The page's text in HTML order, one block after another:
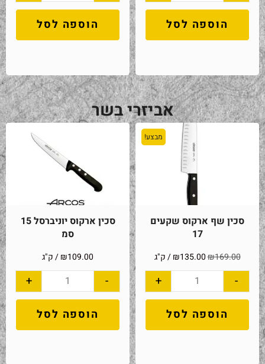
הוספה לסל הוספה לסל
אביזרי בשר
מבצע!
סכין שף ארקוס שקעים
17
₪169.00
₪135.00 / ק"ג
-
+
הוספה לסל
סכין ארקוס יוניברסל 15
סמ
₪109.00 / ק"ג
-
+
הוספה לסל